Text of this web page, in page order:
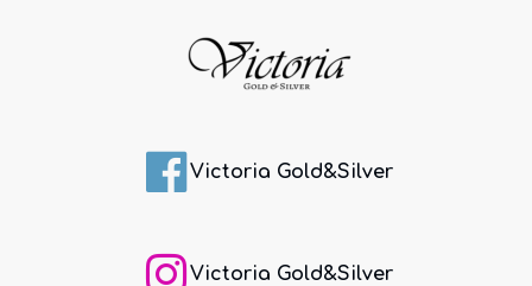
Victoria Gold&Silver
Victoria Gold&Silver